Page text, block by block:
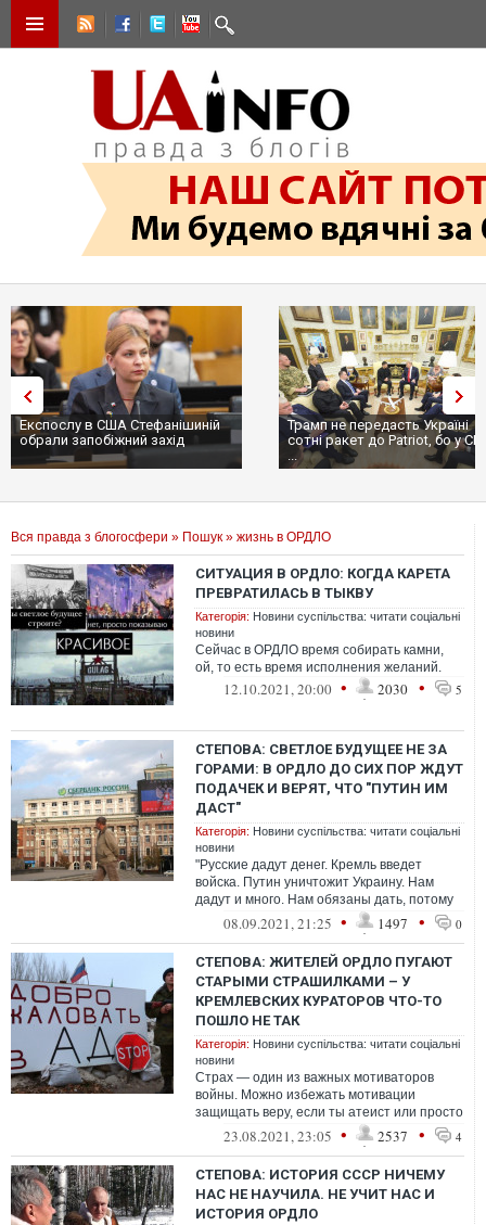
Експослу в США Стефанішиній
обрали запобіжний захід
Трамп не передасть Україні
сотні ракет до Patriot, бо у
...
Вся правда з блогосфери » Пошук » жизнь в ОРДЛО
СИТУАЦИЯ В ОРДЛО: КОГДА КАРЕТА
ПРЕВРАТИЛАСЬ В ТЫКВУ
Категорія: Новини суспільства: читати соціальні
новини
Сейчас в ОРДЛО время собирать камни,
ой, то есть время исполнения желаний.
12.10.2021, 20:00 • 2030 • 5
СТЕПОВА: СВЕТЛОЕ БУДУЩЕЕ НЕ ЗА
ГОРАМИ: В ОРДЛО ДО СИХ ПОР ЖДУТ
ПОДАЧЕК И ВЕРЯТ, ЧТО "ПУТИН ИМ
ДАСТ"
Категорія: Новини суспільства: читати соціальні
новини
"Русские дадут денег. Кремль введет
войска. Путин уничтожит Украину. Нам
дадут и много. Нам обязаны дать, потому
что"…08.09.2021, 21:25 • 1497 • 0
СТЕПОВА: ЖИТЕЛЕЙ ОРДЛО ПУГАЮТ
СТАРЫМИ СТРАШИЛКАМИ – У
КРЕМЛЕВСКИХ КУРАТОРОВ ЧТО-ТО
ПОШЛО НЕ ТАК
Категорія: Новини суспільства: читати соціальні
новини
Страх — один из важных мотиваторов
войны. Можно избежать мотивации
защищать веру, если ты атеист или просто
пофигист, и никак тебя не трогают
23.08.2021, 23:05 • 2537 • 4
СТЕПОВА: ИСТОРИЯ СССР НИЧЕМУ
НАС НЕ НАУЧИЛА. НЕ УЧИТ НАС И
ИСТОРИЯ ОРДЛО